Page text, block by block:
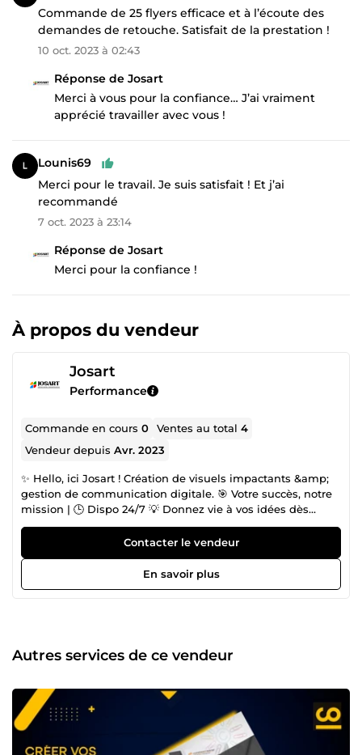
Commande de 25 flyers efficace et à l’écoute des
demandes de retouche. Satisfait de la prestation !
10 oct. 2023 à 02:43
Réponse de Josart
Merci à vous pour la confiance… J’ai vraiment
apprécié travailler avec vous !
Lounis69
Merci pour le travail. Je suis satisfait ! Et j’ai
recommandé
7 oct. 2023 à 23:14
Réponse de Josart
Merci pour la confiance !
À propos du vendeur
Josart
Performance
Commande en cours0 Ventes au total4
Vendeur depuisAvr. 2023
✨ Hello, ici Josart ! Création de visuels impactants &amp;
gestion de communication digitale. 🎯 Votre succès, notre
mission | 🕒 Dispo 24/7 💡 Donnez vie à vos idées dès
maintenant !
Contacter le vendeur
En savoir plus
Autres services de ce vendeur